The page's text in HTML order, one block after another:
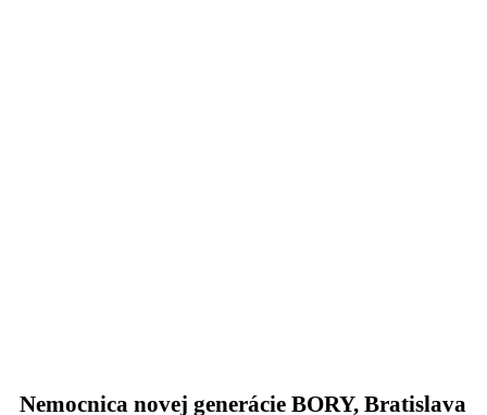
Nemocnica novej generácie BORY, Bratislava